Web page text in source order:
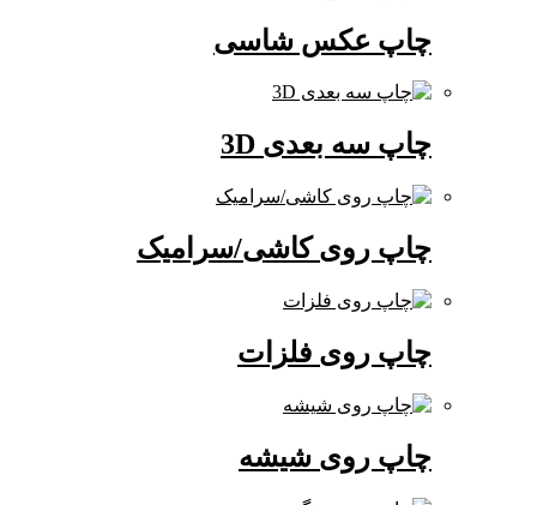
چاپ عکس شاسی
چاپ سه بعدی 3D
چاپ روی کاشی/سرامیک
چاپ روی فلزات
چاپ روی شیشه